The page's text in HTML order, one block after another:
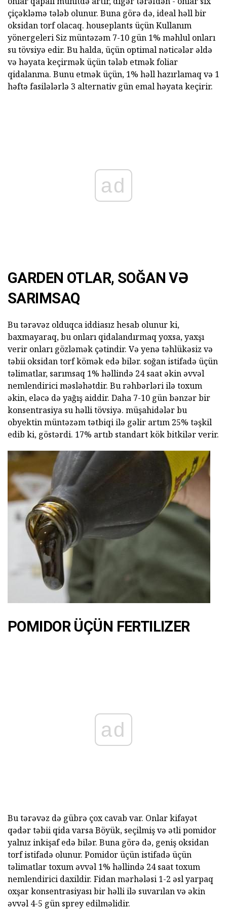
çiçəkləmə tələb olunur. Buna görə də, ideal həll bir
oksidan torf olacaq. houseplants üçün Kullanım
yönergeleri Siz müntəzəm 7-10 gün 1% məhlul onları
su tövsiyə edir. Bu halda, üçün optimal nəticələr əldə
və həyata keçirmək üçün tələb etmək foliar
qidalanma. Bunu etmək üçün, 1% həll hazırlamaq və 1
həftə fasilələrlə 3 alternativ gün emal həyata keçirir.
ad
GARDEN OTLAR, SOĞAN VƏ
SARIMSAQ
Bu tərəvəz olduqca iddiasız hesab olunur ki,
baxmayaraq, bu onları qidalandırmaq yoxsa, yaxşı
verir onları gözləmək çətindir. Və yenə təhlükəsiz və
təbii oksidan torf kömək edə bilər. soğan istifadə üçün
təlimatlar, sarımsaq 1% həllində 24 saat əkin əvvəl
nemlendirici məsləhətdir. Bu rəhbərləri ilə toxum
əkin, eləcə də yağış aiddir. Daha 7-10 gün bənzər bir
konsentrasiya su həlli tövsiyə. müşahidələr bu
obyektin müntəzəm tətbiqi ilə gəlir artım 25% təşkil
edib ki, göstərdi. 17% artıb standart kök bitkilər verir.
POMIDOR ÜÇÜN FERTILIZER
ad
Bu tərəvəz də gübrə çox cavab var. Onlar kifayət
qədər təbii qida varsa Böyük, seçilmiş və ətli pomidor
yalnız inkişaf edə bilər. Buna görə də, geniş oksidan
torf istifadə olunur. Pomidor üçün istifadə üçün
təlimatlar toxum əvvəl 1% həllində 24 saat toxum
nemlendirici daxildir. Fidan mərhələsi 1-2 əsl yarpaq
oxşar konsentrasiyası bir həlli ilə suvarılan və əkin
əvvəl 4-5 gün sprey edilməlidir.